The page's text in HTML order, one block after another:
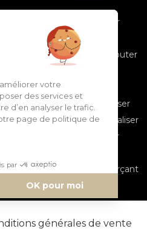
de
> Relooker
> Habiller
> Chouchouter
> Customiser
> Personnaliser
> S'inspirer
> Commerçant
générales de vente